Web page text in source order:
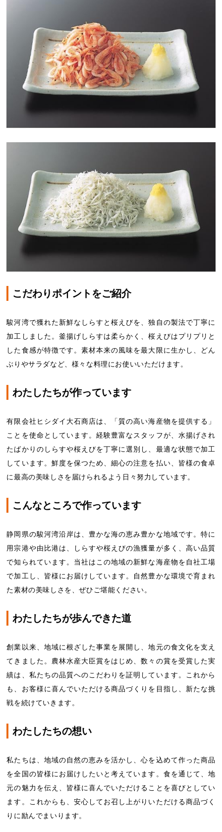
こだわりポイントをご紹介
駿河湾で獲れた新鮮なしらすと桜えびを、独自の製法で丁寧に
加工しました。釜揚げしらすは柔らかく、桜えびはプリプリと
した食感が特徴です。素材本来の風味を最大限に生かし、どん
ぶりやサラダなど、様々な料理にお使いいただけます。
わたしたちが作っています
有限会社ヒシダイ大石商店は、「質の高い海産物を提供する」
ことを使命としています。経験豊富なスタッフが、水揚げされ
たばかりのしらすや桜えびを丁寧に選別し、最適な状態で加工
しています。鮮度を保つため、細心の注意を払い、皆様の食卓
に最高の美味しさを届けられるよう日々努力しています。
こんなところで作っています
静岡県の駿河湾沿岸は、豊かな海の恵み豊かな地域です。特に
用宗港や由比港は、しらすや桜えびの漁獲量が多く、高い品質
で知られています。当社はこの地域の新鮮な海産物を自社工場
で加工し、皆様にお届けしています。自然豊かな環境で育まれ
た素材の美味しさを、ぜひご堪能ください。
わたしたちが歩んできた道
創業以来、地域に根ざした事業を展開し、地元の食文化を支え
てきました。農林水産大臣賞をはじめ、数々の賞を受賞した実
績は、私たちの品質へのこだわりを証明しています。これから
も、お客様に喜んでいただける商品づくりを目指し、新たな挑
戦を続けていきます。
わたしたちの想い
私たちは、地域の自然の恵みを活かし、心を込めて作った商品
を全国の皆様にお届けしたいと考えています。食を通じて、地
元の魅力を伝え、皆様に喜んでいただけることを喜びとしてい
ます。これからも、安心してお召し上がりいただける商品づく
りに励んでまいります。